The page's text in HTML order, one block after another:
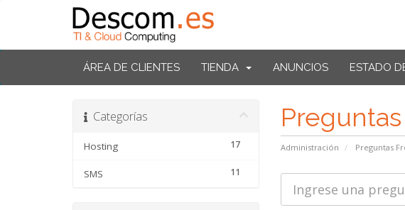
ÁREA DE CLIENTES TIENDA ANUNCIOS ESTADO
Administración Preguntas
Categorías
17
Hosting
11
SMS